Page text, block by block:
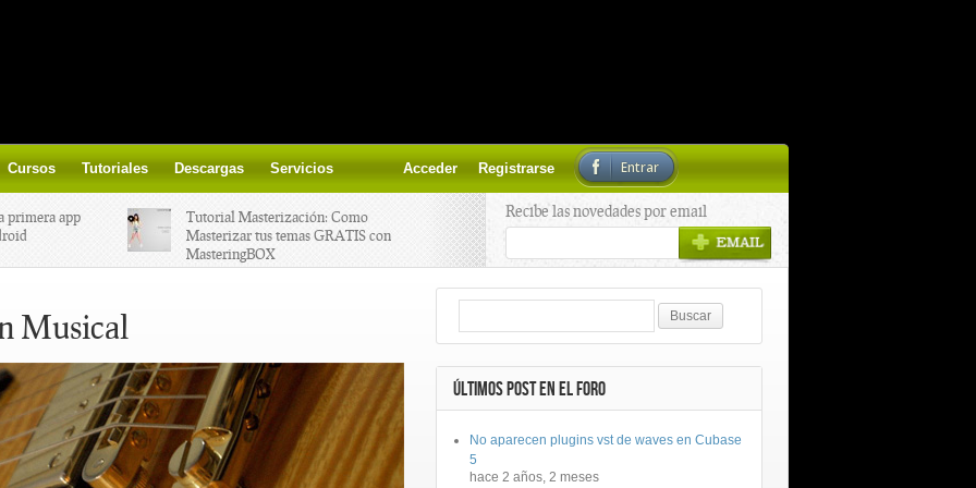
Cursos Tutoriales Descargas Servicios Acceder Registrarse Entrar
primera app
Tutorial Masterización: Como
Masterizar tus temas GRATIS con
MasteringBOX
nuevo
IK Multimedia lanza iRig MIDI 2
aprende a
Ototo, crea musica con tu objeto
favorito!
Recibe las novedades por email
Musical
ÚLTIMOS POST EN EL FORO
No aparecen plugins vst de waves en Cubase
5
hace 2 años, 2 meses